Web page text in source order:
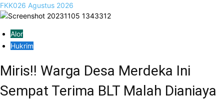
FKK026 Agustus 2026
Alor
Hukrim
Miris!! Warga Desa Merdeka Ini
Sempat Terima BLT Malah Dianiaya